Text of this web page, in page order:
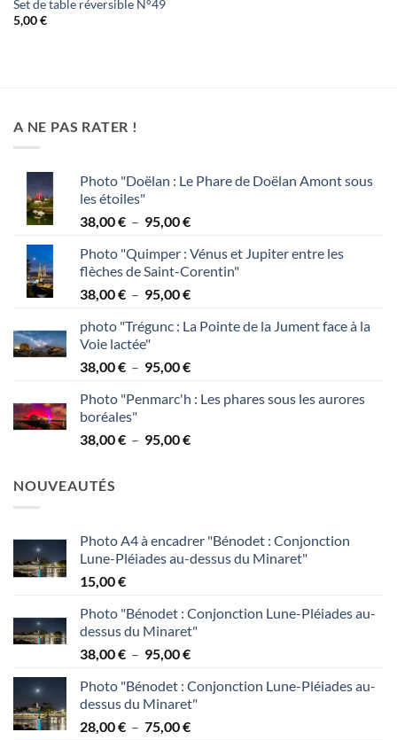
Set de table réversible N°49
5,00€
A NE PAS RATER !
Photo "Doëlan : Le Phare de Doëlan Amont sous
les étoiles"
38,00€ – 95,00€Plage
prix :
38,00 €
à
Photo "Quimper : Vénus et Jupiter entre les
flèches de Saint-Corentin"
38,00€ – 95,00€Plage
prix :
à
photo "Trégunc : La Pointe de la Jument face à la
Voie lactée"
38,00€ – 95,00€Plage
prix :
à
Photo "Penmarc'h : Les phares sous les aurores
boréales"
38,00€ – 95,00€Plage
NOUVEAUTÉS
Photo A4 à encadrer "Bénodet : Conjonction
Lune-Pléiades au-dessus du Minaret"
15,00€
Photo "Bénodet : Conjonction Lune-Pléiades au-
dessus du Minaret"
38,00€ – 95,00€Plage
prix :
38,00 €
à
Photo "Bénodet : Conjonction Lune-Pléiades au-
dessus du Minaret"
28,00€ – 75,00€Plage